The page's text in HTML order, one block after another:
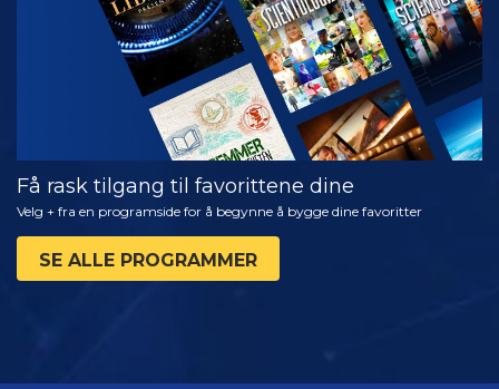
Få rask tilgang til favorittene dine
Velg + fra en programside for å begynne å bygge dine favoritter
SE ALLE PROGRAMMER